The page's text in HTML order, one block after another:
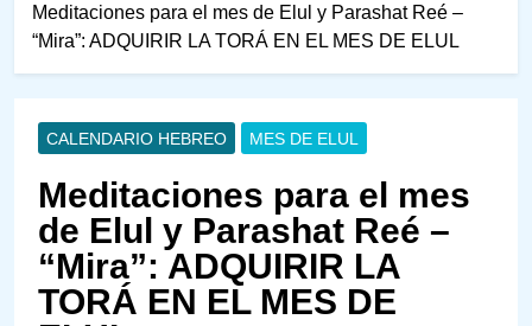
Meditaciones para el mes de Elul y Parashat Reé –
“Mira”: ADQUIRIR LA TORÁ EN EL MES DE ELUL
CALENDARIO HEBREO MES DE ELUL
Meditaciones para el mes
de Elul y Parashat Reé –
“Mira”: ADQUIRIR LA
TORÁ EN EL MES DE